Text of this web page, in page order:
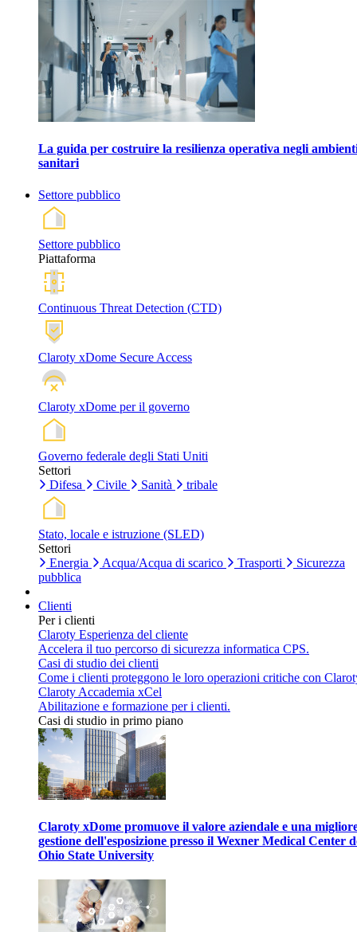
La guida per costruire la resilienza operativa negli
sanitari
Settore pubblico
Settore pubblico
Piattaforma
Continuous Threat Detection (CTD)
Claroty xDome Secure Access
Claroty xDome per il governo
Governo federale degli Stati Uniti
Settori
Difesa
Civile Sanità tribale
Stato, locale e istruzione (SLED)
Settori
Energia
Acqua/Acqua di scarico Trasporti
Sicurezza
pubblica
Clienti
Per i clienti
Claroty Esperienza del cliente
Accelera il tuo percorso di sicurezza informatica CPS.
Casi di studio dei clienti
Come i clienti proteggono le loro operazioni critiche con
Claroty Accademia xCel
Abilitazione e formazione per i clienti.
Casi di studio in primo piano
Claroty xDome promuove il valore aziendale e una
gestione dell'esposizione presso il Wexner Medical Center
Ohio State University